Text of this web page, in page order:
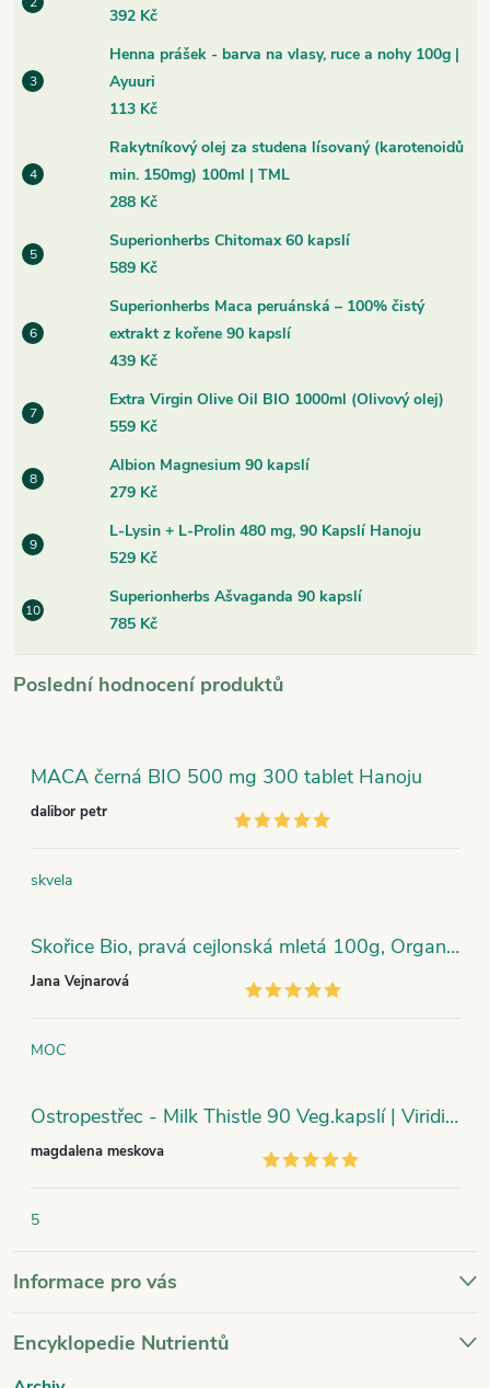
392 Kč
Henna prášek - barva na vlasy, ruce a nohy 100g |
Ayuuri
113 Kč
Rakytníkový olej za studena lísovaný (karotenoidů
min. 150mg) 100ml | TML
288 Kč
Superionherbs Chitomax 60 kapslí
589 Kč
Superionherbs Maca peruánská – 100% čistý
extrakt z kořene 90 kapslí
439 Kč
Extra Virgin Olive Oil BIO 1000ml (Olivový olej)
559 Kč
Albion Magnesium 90 kapslí
279 Kč
L-Lysin + L-Prolin 480 mg, 90 Kapslí Hanoju
529 Kč
Superionherbs Ašvaganda 90 kapslí
785 Kč
Poslední hodnocení produktů
MACA černá BIO 500 mg 300 tablet Hanoju
dalibor petr
skvela
Skořice Bio, pravá cejlonská mletá 100g, Organic India
Jana Vejnarová
MOC
Ostropestřec - Milk Thistle 90 Veg.kapslí | Viridian
magdalena meskova
5
Informace pro vás
Encyklopedie Nutrientů